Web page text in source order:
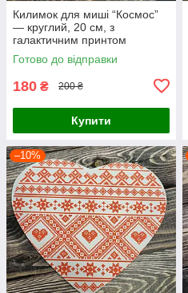
Килимок для миші “Космос”
— круглий, 20 см, з
галактичним принтом
Готово до відправки
180 ₴ 200 ₴
Купити
–10%